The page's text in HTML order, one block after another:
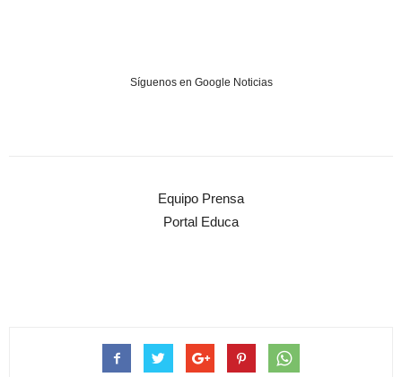
Síguenos en Google Noticias
Equipo Prensa
Portal Educa